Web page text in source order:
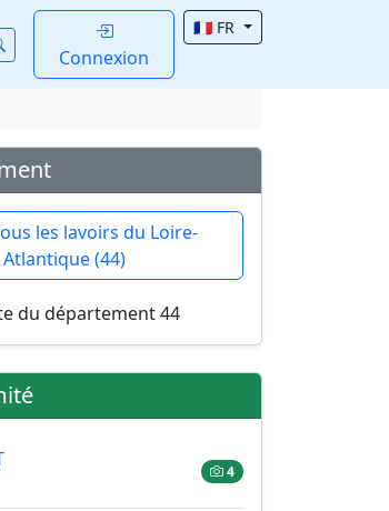
Connexion
🇫🇷 FR
les lavoirs du Loire-
Atlantique (44)
4